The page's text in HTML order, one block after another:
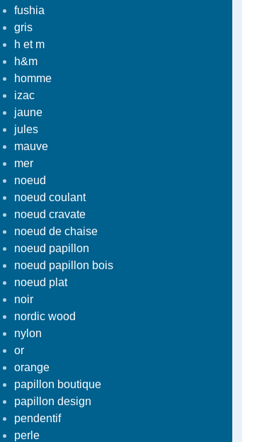
fushia
gris
h et m
h&m
homme
izac
jaune
jules
mauve
mer
noeud
noeud coulant
noeud cravate
noeud de chaise
noeud papillon
noeud papillon bois
noeud plat
noir
nordic wood
nylon
or
orange
papillon boutique
papillon design
pendentif
perle